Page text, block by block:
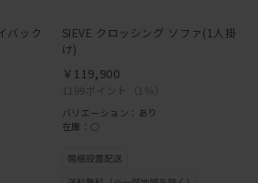
バック
SIEVE クロッシング ソファ(1人掛
け)
1199ポイント （1％）
￥119,900
バリエーション：あり
在庫：○